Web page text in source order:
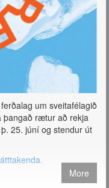
um sveitafélagið
þangað rætur að rekja
25. júní og stendur út
More